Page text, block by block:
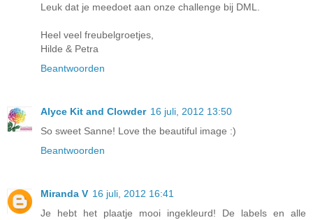
Leuk dat je meedoet aan onze challenge bij DML.
Heel veel freubelgroetjes,
Hilde & Petra
Beantwoorden
Alyce Kit and Clowder 16 juli, 2012 13:50
So sweet Sanne! Love the beautiful image :)
Beantwoorden
Miranda V 16 juli, 2012 16:41
Je hebt het plaatje mooi ingekleurd! De labels en alle